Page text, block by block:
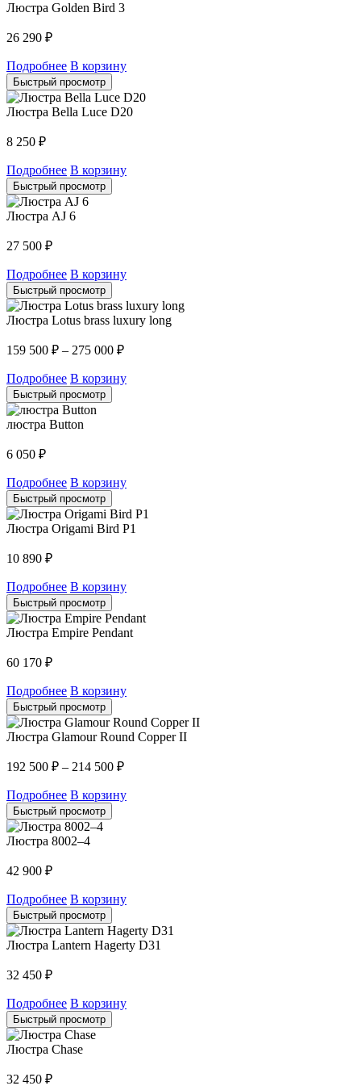
Люстра Golden Bird 3
26 290 ₽
Подробнее В корзину
Быстрый просмотр
Люстра Bella Luce D20
8 250 ₽
Подробнее В корзину
Быстрый просмотр
Люстра AJ 6
27 500 ₽
Подробнее В корзину
Быстрый просмотр
Люстра Lotus brass luxury long
159 500 ₽ – 275 000 ₽
Подробнее В корзину
Быстрый просмотр
люстра Button
6 050 ₽
Подробнее В корзину
Быстрый просмотр
Люстра Origami Bird P1
10 890 ₽
Подробнее В корзину
Быстрый просмотр
Люстра Empire Pendant
60 170 ₽
Подробнее В корзину
Быстрый просмотр
Люстра Glamour Round Copper II
192 500 ₽ – 214 500 ₽
Подробнее В корзину
Быстрый просмотр
Люстра 8002–4
42 900 ₽
Подробнее В корзину
Быстрый просмотр
Люстра Lantern Hagerty D31
32 450 ₽
Подробнее В корзину
Быстрый просмотр
Люстра Chase
32 450 ₽